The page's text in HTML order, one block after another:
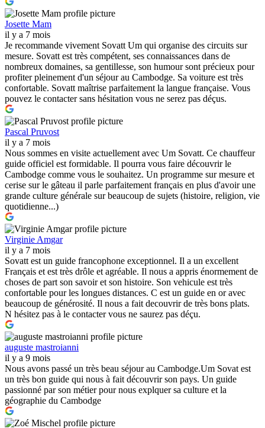
Josette Mam
il y a 7 mois
Je recommande vivement Sovatt Um qui organise des circuits sur
mesure. Sovatt est très compétent, ses connaissances dans de
nombreux domaines, sa gentillesse, son humour sont précieux pour
profiter pleinement d'un séjour au Cambodge. Sa voiture est très
confortable. Sovatt maîtrise parfaitement la langue française. Vous
pouvez le contacter sans hésitation vous ne serez pas déçus.
Pascal Pruvost
il y a 7 mois
Nous sommes en visite actuellement avec Um Sovatt. Ce chauffeur
guide officiel est formidable. Il pourra vous faire découvrir le
Cambodge comme vous le souhaitez. Un programme sur mesure et
cerise sur le gâteau il parle parfaitement français en plus d'avoir une
grande culture générale sur beaucoup de sujets (histoire, religion, vie
quotidienne...)
Virginie Amgar
il y a 7 mois
Sovatt est un guide francophone exceptionnel. Il a un excellent
Français et est très drôle et agréable. Il nous a appris énormement de
choses de part son savoir et son histoire. Son vehicule est très
confortable pour les longues distances. C est un guide en or avec
beaucoup de générosité. Il nous a fait decouvrir de très bons plats.
N hésitez pas à le contacter vous ne saurez pas déçu.
auguste mastroianni
il y a 9 mois
Nous avons passé un très beau séjour au Cambodge.Um Sovat est
un très bon guide qui nous à fait découvrir son pays. Un guide
passionné par son métier pour nous explquer sa culture et la
géographie du Cambodge